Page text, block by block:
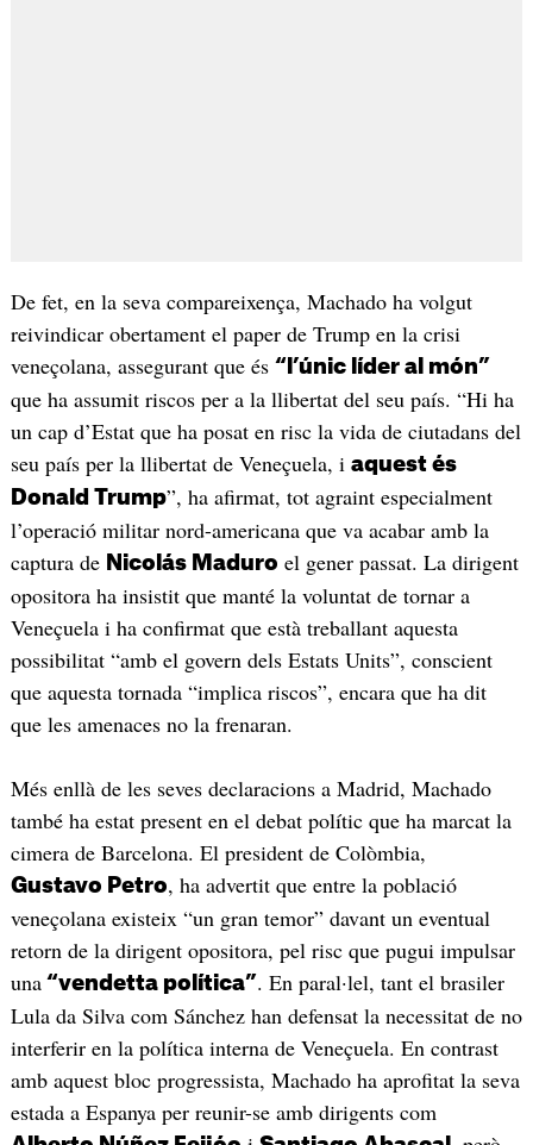
De fet, en la seva compareixença, Machado ha volgut
reivindicar obertament el paper de Trump en la crisi
veneçolana, assegurant que és “l’únic líder al món”
que ha assumit riscos per a la llibertat del seu país. “Hi ha
un cap d’Estat que ha posat en risc la vida de ciutadans del
seu país per la llibertat de Veneçuela, i aquest és
Donald Trump”, ha afirmat, tot agraint especialment
l’operació militar nord-americana que va acabar amb la
captura de Nicolás Maduro el gener passat. La dirigent
opositora ha insistit que manté la voluntat de tornar a
Veneçuela i ha confirmat que està treballant aquesta
possibilitat “amb el govern dels Estats Units”, conscient
que aquesta tornada “implica riscos”, encara que ha dit
que les amenaces no la frenaran.
Més enllà de les seves declaracions a Madrid, Machado
també ha estat present en el debat polític que ha marcat la
cimera de Barcelona. El president de Colòmbia,
Gustavo Petro, ha advertit que entre la població
veneçolana existeix “un gran temor” davant un eventual
retorn de la dirigent opositora, pel risc que pugui impulsar
una “vendetta política”. En paral·lel, tant el brasiler
Lula da Silva com Sánchez han defensat la necessitat de no
interferir en la política interna de Veneçuela. En contrast
amb aquest bloc progressista, Machado ha aprofitat la seva
estada a Espanya per reunir-se amb dirigents com